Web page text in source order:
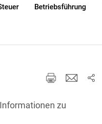
Betriebsführung
zu